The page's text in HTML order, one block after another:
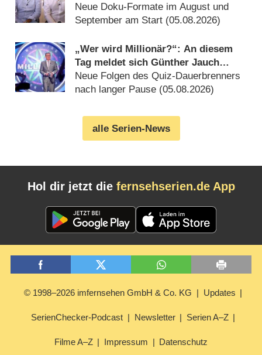
Liebe“
Neue Doku-Formate im August und
September am Start (05.08.2026)
„Wer wird Millionär?“: An diesem
Tag meldet sich Günther Jauch
zurück
Neue Folgen des Quiz-Dauerbrenners
nach langer Pause (05.08.2026)
alle Serien-News
Hol dir jetzt die fernsehserien.de App
© 1998–2026 imfernsehen GmbH & Co. KG Updates
SerienChecker-Podcast Newsletter Serien A–Z
Filme A–Z Impressum Datenschutz